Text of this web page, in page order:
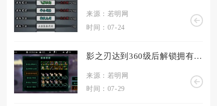
来源：若明网
时间：07-24
影之刃达到360级后解锁拥有哪些新的特权
来源：若明网
时间：07-29